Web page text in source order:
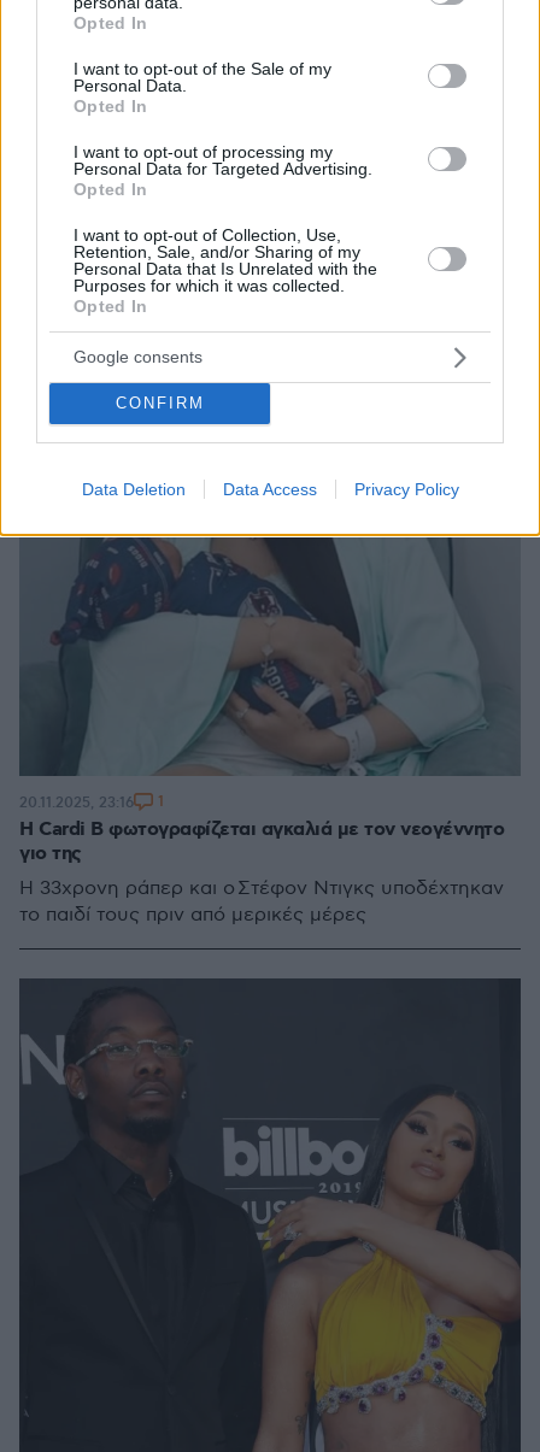
grant or deny consent to Google and its third-party tags to
use your data for below specified purposes in below Google
consent section.
Opted In
I want to opt-out of the Sale of my
Personal Data.
Opted In
I want to opt-out of processing my
Personal Data for Targeted Advertising.
Opted In
I want to opt-out of Collection, Use,
Retention, Sale, and/or Sharing of my
Personal Data that Is Unrelated with the
Purposes for which it was collected.
Opted In
Google consents
CONFIRM
Data Deletion Data Access Privacy Policy
Η Cardi B παρουσίασε με σέξι φωτογράφιση τα νέα
piercing της σε... πλάτη και αυχένα
Γράφοντας στη λεζάντα «Girls night», η Cardi Β
φόρεσε ένα δερμάτινο τοπ με ανοιχτό ντεκολτέ και
11.12.2025, 06:20 5
Η Cardi B φωτογραφίζεται αγκαλιά με τον νεογέννητο
γιο της
Η 33χρονη ράπερ και ο Στέφον Ντιγκς υποδέχτηκαν
το παιδί τους πριν από μερικές μέρες
20.11.2025, 23:16 1